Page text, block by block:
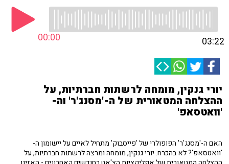
00:00 03:22
יורי גנקין, מומחה לרשתות חברתיות, על
ההצלחה המטאורית של ה-'מסנג'ר' וה-
'וואטסאפ'
האם ה-'מסנג'ר' הפופולרי של 'פייסבוק' מתחיל לאיים על יישומון ה-
'וואטסאפ'? לא בהכרח. יורי גנקין, מומחה ומרצה לרשתות חברתיות, על